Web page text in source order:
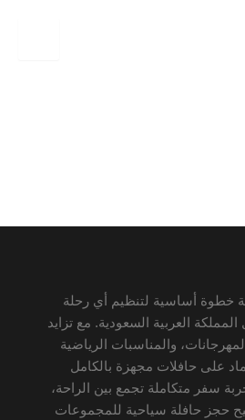
خطوة أساسية لتنظيم أي رحلة
العربية السعودية. مع تزايد
والمناسبات الرياضية
على حافلات مجهزة بالكامل
سفر متكاملة تجمع بين الراحة،
حجز حافلة سياحية للمجموعات